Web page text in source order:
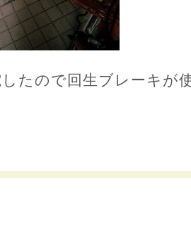
たので回生ブレーキが